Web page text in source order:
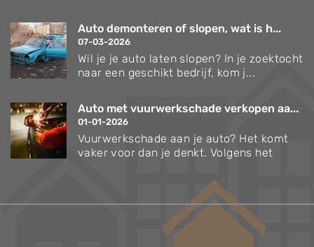
Auto demonteren of slopen, wat is h...
07-03-2026
Wil je je auto laten slopen? In je zoektocht
naar een geschikt bedrijf, kom j...
Auto met vuurwerkschade verkopen aa...
01-01-2026
Vuurwerkschade aan je auto? Het komt
vaker voor dan je denkt. Volgens het